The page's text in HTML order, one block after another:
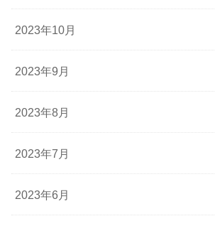
2023年10月
2023年9月
2023年8月
2023年7月
2023年6月